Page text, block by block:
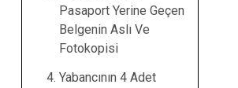
Pasaport Yerine Geçen
Belgenin Aslı Ve
Fotokopisi
Yabancının 4 Adet